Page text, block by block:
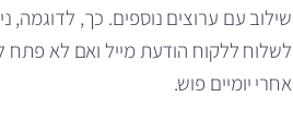
שילוב עם ערוצים נוספים. כך, לדוגמה,
לשלוח ללקוח הודעת מייל ואם לא פתח
אחרי יומיים פוש.